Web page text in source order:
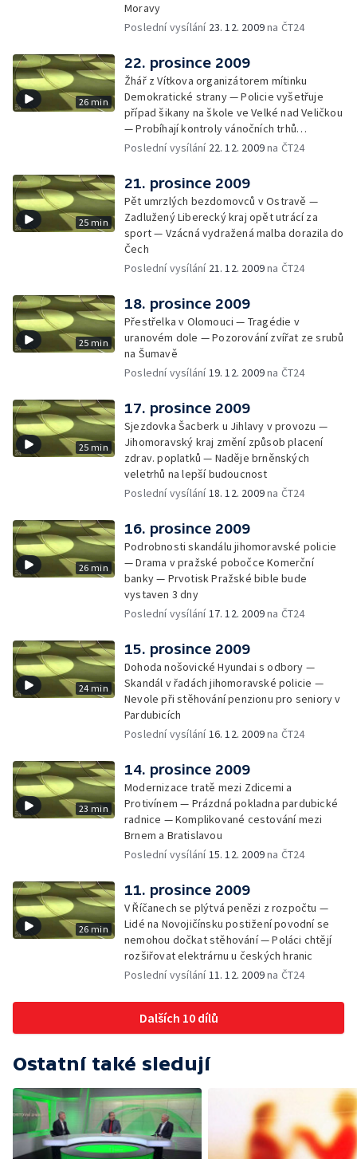
Moravy
Poslední vysílání 23. 12. 2009na ČT24
26 min
22. prosince 2009
Žhář z Vítkova organizátorem mítinku
Demokratické strany — Policie vyšetřuje
případ šikany na škole ve Velké nad Veličkou
— Probíhají kontroly vánočních trhů
inspektory ČIŽP
Poslední vysílání 22. 12. 2009na ČT24
25 min
21. prosince 2009
Pět umrzlých bezdomovců v Ostravě —
Zadlužený Liberecký kraj opět utrácí za
sport — Vzácná vydražená malba dorazila do
Čech
Poslední vysílání 21. 12. 2009na ČT24
25 min
18. prosince 2009
Přestřelka v Olomouci — Tragédie v
uranovém dole — Pozorování zvířat ze srubů
na Šumavě
Poslední vysílání19. 12. 2009na ČT24
25 min
17. prosince 2009
Sjezdovka Šacberk u Jihlavy v provozu —
Jihomoravský kraj změní způsob placení
zdrav. poplatků — Naděje brněnských
veletrhů na lepší budoucnost
Poslední vysílání18. 12. 2009na ČT24
26 min
16. prosince 2009
Podrobnosti skandálu jihomoravské policie
— Drama v pražské pobočce Komerční
banky — Prvotisk Pražské bible bude
vystaven 3 dny
Poslední vysílání17. 12. 2009na ČT24
24 min
15. prosince 2009
Dohoda nošovické Hyundai s odbory —
Skandál v řadách jihomoravské policie —
Nevole při stěhování penzionu pro seniory v
Pardubicích
Poslední vysílání16. 12. 2009na ČT24
23 min
14. prosince 2009
Modernizace tratě mezi Zdicemi a
Protivínem — Prázdná pokladna pardubické
radnice — Komplikované cestování mezi
Brnem a Bratislavou
Poslední vysílání15. 12. 2009na ČT24
26 min
11. prosince 2009
V Říčanech se plýtvá penězi z rozpočtu —
Lidé na Novojičínsku postižení povodní se
nemohou dočkat stěhování — Poláci chtějí
rozšiřovat elektrárnu u českých hranic
Poslední vysílání11. 12. 2009na ČT24
Dalších 10 dílů
Ostatní také sledují